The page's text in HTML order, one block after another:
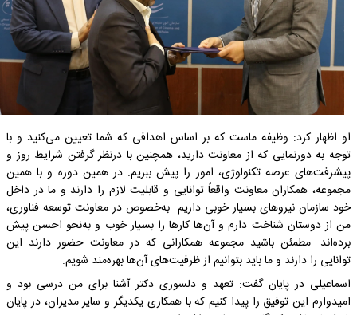
او اظهار کرد: وظیفه ماست که بر اساس اهدافی که شما تعیین می‌کنید و با
توجه به دورنمایی که از معاونت دارید، همچنین با درنظر گرفتن شرایط روز و
پیشرفت‌های عرصه تکنولوژی، امور را پیش ببریم. در همین دوره و با همین
مجموعه، همکاران معاونت واقعاً توانایی و قابلیت لازم را دارند و ما در داخل
خود سازمان نیروهای بسیار خوبی داریم. به‌خصوص در معاونت توسعه فناوری،
من از دوستان شناخت دارم و آن‌ها کارها را بسیار خوب و به‌نحو احسن پیش
برده‌اند. مطمئن باشید مجموعه همکارانی که در معاونت حضور دارند این
توانایی را دارند و ما باید بتوانیم از ظرفیت‌های آن‌ها بهره‌مند شویم.
اسماعیلی در پایان گفت: تعهد و دلسوزی دکتر آشنا برای من درسی بود و
امیدوارم این توفیق را پیدا کنیم که با همکاری یکدیگر و سایر مدیران، در پایان